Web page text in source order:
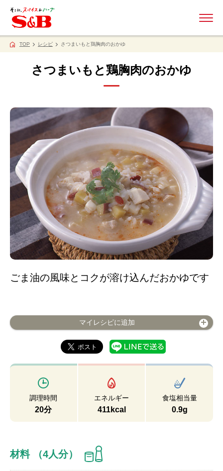
TOP レシピ さつまいもと鶏胸肉のおかゆ
さつまいもと鶏胸肉のおかゆ
ごま油の風味とコクが溶け込んだおかゆです
マイレシピに追加
調理時間
20分
エネルギー
411kcal
食塩相当量
0.9g
材料 （4人分）